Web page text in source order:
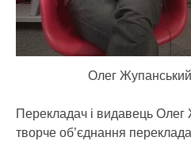
Олег
Перекладач і видавець
творче об’єднання